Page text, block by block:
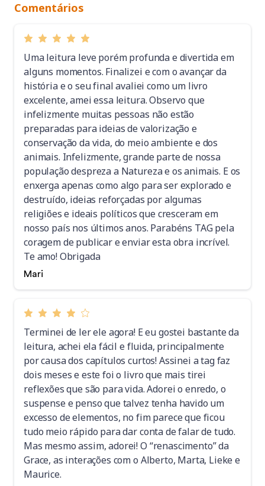
Comentários
Uma leitura leve porém profunda e divertida em
alguns momentos. Finalizei e com o avançar da
história e o seu final avaliei como um livro
excelente, amei essa leitura. Observo que
infelizmente muitas pessoas não estão
preparadas para ideias de valorização e
conservação da vida, do meio ambiente e dos
animais. Infelizmente, grande parte de nossa
população despreza a Natureza e os animais. E os
enxerga apenas como algo para ser explorado e
destruído, ideias reforçadas por algumas
religiões e ideais políticos que cresceram em
nosso país nos últimos anos. Parabéns TAG pela
coragem de publicar e enviar esta obra incrível.
Te amo! Obrigada
Mari
Terminei de ler ele agora! E eu gostei bastante da
leitura, achei ela fácil e fluida, principalmente
por causa dos capítulos curtos! Assinei a tag faz
dois meses e este foi o livro que mais tirei
reflexões que são para vida. Adorei o enredo, o
suspense e penso que talvez tenha havido um
excesso de elementos, no fim parece que ficou
tudo meio rápido para dar conta de falar de tudo.
Mas mesmo assim, adorei! O “renascimento” da
Grace, as interações com o Alberto, Marta, Lieke e
Maurice.